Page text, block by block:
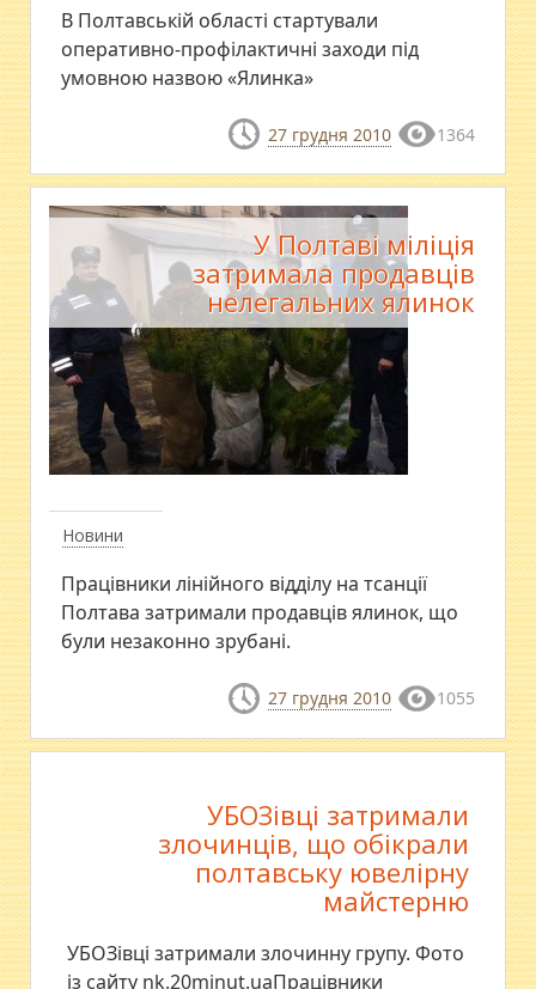
В Полтавській області стартували
оперативно-профілактичні заходи під
умовною назвою «Ялинка»
27 грудня 2010 1364
Новини
У Полтаві міліція
затримала продавців
нелегальних ялинок
Працівники лінійного відділу на тсанції
Полтава затримали продавців ялинок, що
були незаконно зрубані.
27 грудня 2010 1055
УБОЗівці затримали
злочинців, що обікрали
полтавську ювелірну
майстерню
УБОЗівці затримали злочинну групу. Фото
із сайту nk.20minut.uaПрацівники